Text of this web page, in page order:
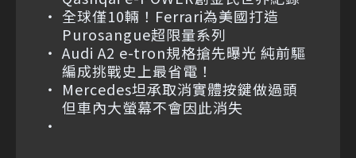
全球僅10輛！Ferrari為美國打造
Purosangue超限量系列
Audi A2 e-tron規格搶先曝光 純前驅
編成挑戰史上最省電！
Mercedes坦承取消實體按鍵做過頭
但車內大螢幕不會因此消失